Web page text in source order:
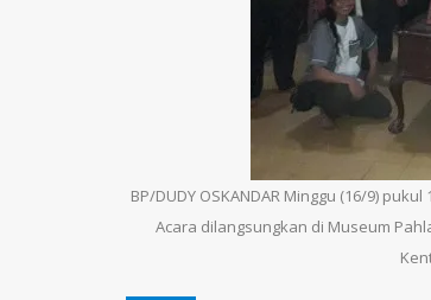
BP/DUDY OSKANDAR Minggu (16/9)
Acara dilangsungkan di Museum